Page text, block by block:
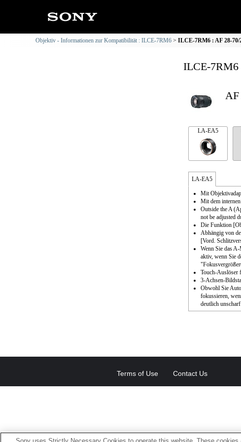
Objektiv - Informationen zur Kompatibilität : ILCE-7RM6 ILCE-7RM6 : AF 28-
ILCE-7RM6
AF
LA-EA5
LA-EA5
Mit
Mit dem
Outside the A
not be adjusted
Die Funktion
Abhängig von
[Vord.
Wenn Sie das
aktiv, wenn Sie
Touch-Auslöser
3-Achsen-
Obwohl Sie
fokussieren,
deutlich
Terms of Use Contact Us